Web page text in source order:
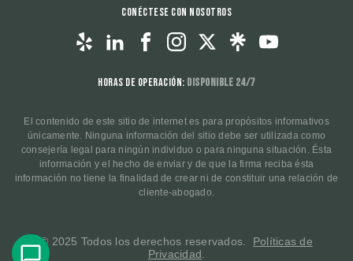
Conéctese con nosotros
Horas de operación: Disponible 24/7
El contenido de este sitio de internet es para propósitos informativos
únicamente. Ninguna información del sitio debe ser utilizada como
consejería legal para ningún individuo o para ninguna situación. Ésta
información y el hecho de enviar y de que la firma reciba ésta
información no tiene la finalidad de crear ni de constituir una relación de
cliente-abogado.
© 2025 Todos los derechos reservados. Políticas de
Privacidad